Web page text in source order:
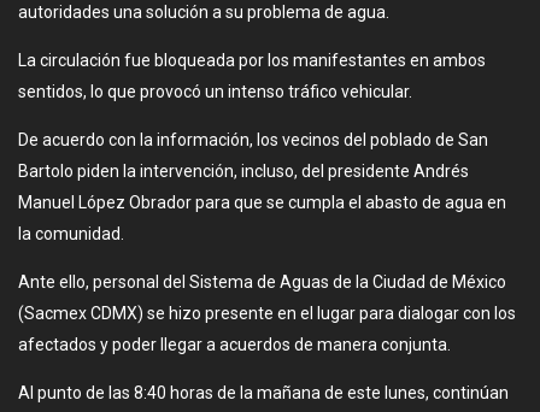
autoridades una solución a su problema de agua.
La circulación fue bloqueada por los manifestantes en ambos
sentidos, lo que provocó un intenso tráfico vehicular.
De acuerdo con la información, los vecinos del poblado de San
Bartolo piden la intervención, incluso, del presidente Andrés
Manuel López Obrador para que se cumpla el abasto de agua en
la comunidad.
Ante ello, personal del Sistema de Aguas de la Ciudad de México
(Sacmex CDMX) se hizo presente en el lugar para dialogar con los
afectados y poder llegar a acuerdos de manera conjunta.
Al punto de las 8:40 horas de la mañana de este lunes, continúan